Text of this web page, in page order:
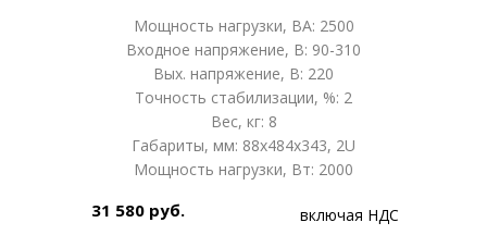
Мощность нагрузки, ВА: 2500
Входное напряжение, В: 90-310
Вых. напряжение, В: 220
Точность стабилизации, %: 2
Вес, кг: 8
Габариты, мм: 88x484x343, 2U
Мощность нагрузки, Вт: 2000
31 580 руб. включая НДС